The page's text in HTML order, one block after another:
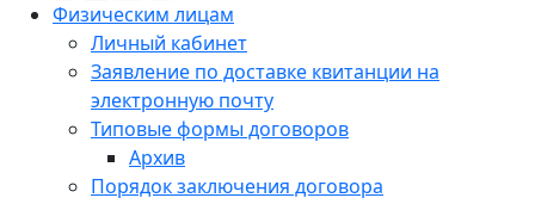
Физическим лицам
Личный кабинет
Заявление по доставке квитанции на
электронную почту
Типовые формы договоров
Архив
Порядок заключения договора